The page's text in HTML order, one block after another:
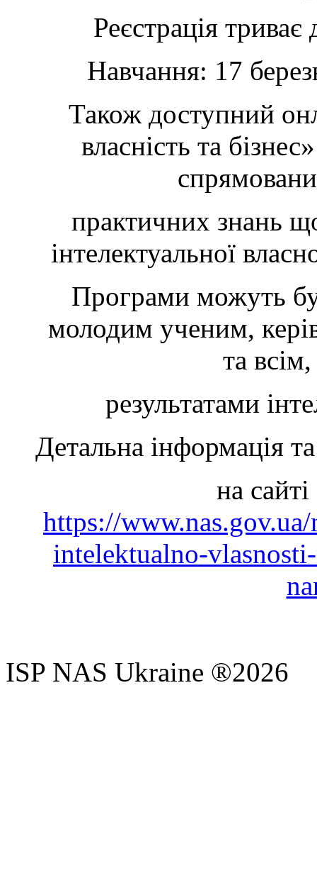
Реєстрація
Навчання: 17
Також доступний
власність та
практичних знань
інтелектуальної
Програми можуть
молодим ученим,
та
результатами
Детальна інформація
на
https://
intelektualno-
ISP NAS Ukraine ®2026